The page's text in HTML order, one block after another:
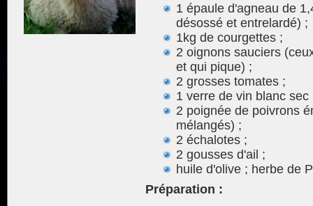
1 épaule d'agneau de
désossé et entrelardé) ;
1kg de courgettes ;
2 oignons sauciers
et qui pique) ;
2 grosses tomates ;
1 verre de vin blanc sec
2 poignée de poivrons
mélangés) ;
2 échalotes ;
2 gousses d'ail ;
huile d'olive ; herbe de
Préparation :